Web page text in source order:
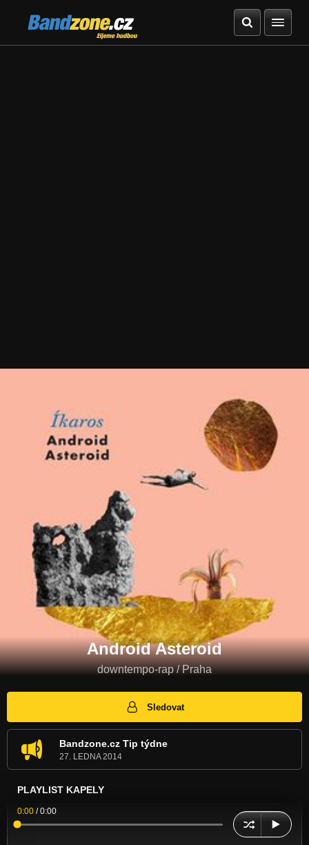
Bandzone.cz
žijeme hudbou
Android Asteroid
downtempo-rap / Praha
Sledovat
Bandzone.cz Tip týdne
27. LEDNA 2014
PLAYLIST KAPELY
0:00 /0:00